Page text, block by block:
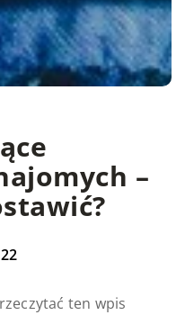
–
ten wpis